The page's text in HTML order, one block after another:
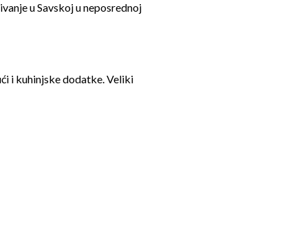
u Savskoj u neposrednoj
i kuhinjske dodatke. Veliki